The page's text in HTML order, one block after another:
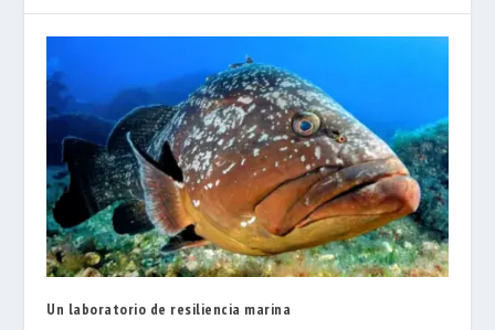
Un laboratorio de resiliencia marina